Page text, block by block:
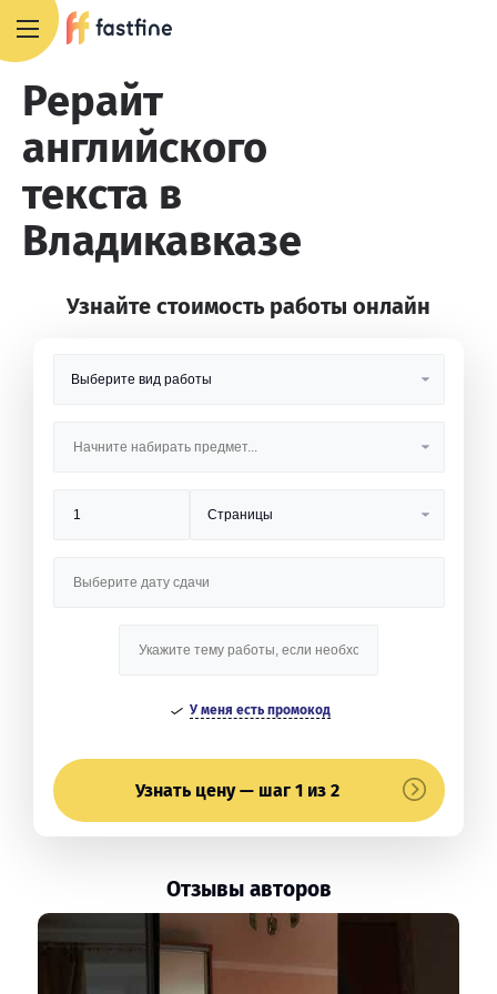
Рерайт
английского
текста в
Владикавказе
Узнайте стоимость работы онлайн
У меня есть промокод
Узнать цену — шаг 1 из 2
Отзывы авторов